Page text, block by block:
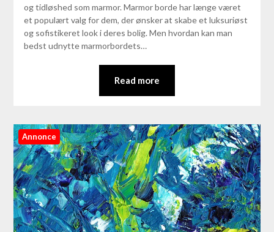
og tidløshed som marmor. Marmor borde har længe været
et populært valg for dem, der ønsker at skabe et luksuriøst
og sofistikeret look i deres bolig. Men hvordan kan man
bedst udnytte marmorbordets…
Read more
Annonce